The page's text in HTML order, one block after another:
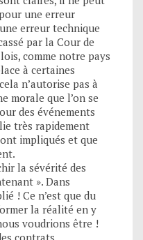
une erreur
erreur technique
par la Cour de
comme notre pays
à certaines
n’autorise pas à
morale que l’on se
des événements
très rapidement
impliqués et que
la sévérité des
». Dans
! Ce n’est que du
la réalité en y
voudrions être !
contrats